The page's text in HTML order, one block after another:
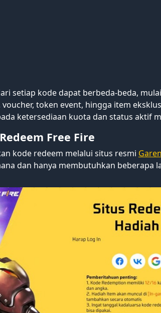
setiap kode dapat berbeda-beda,
token event, hingga item
ketersediaan kuota dan status aktif
Free Fire
kode redeem melalui situs resmi
dan hanya membutuhkan beberapa